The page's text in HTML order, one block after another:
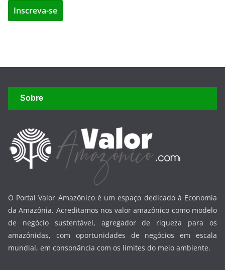
Sobre
O Portal Valor Amazônico é um espaço dedicado à Economia
da Amazônia. Acreditamos nos valor amazônico como modelo
de negócio sustentável, agregador de riqueza para os
amazônidas, com oportunidades de negócios em escala
mundial, em consonância com os limites do meio ambiente.